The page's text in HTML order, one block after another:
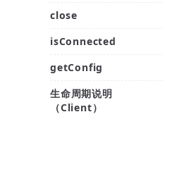
close
isConnected
getConfig
生命周期说明
（Client）